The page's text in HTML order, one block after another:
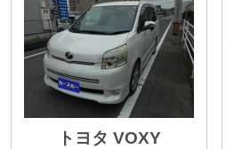
になったので、ぜひ
よろしくお願いしま
す。
トヨタ VOXY